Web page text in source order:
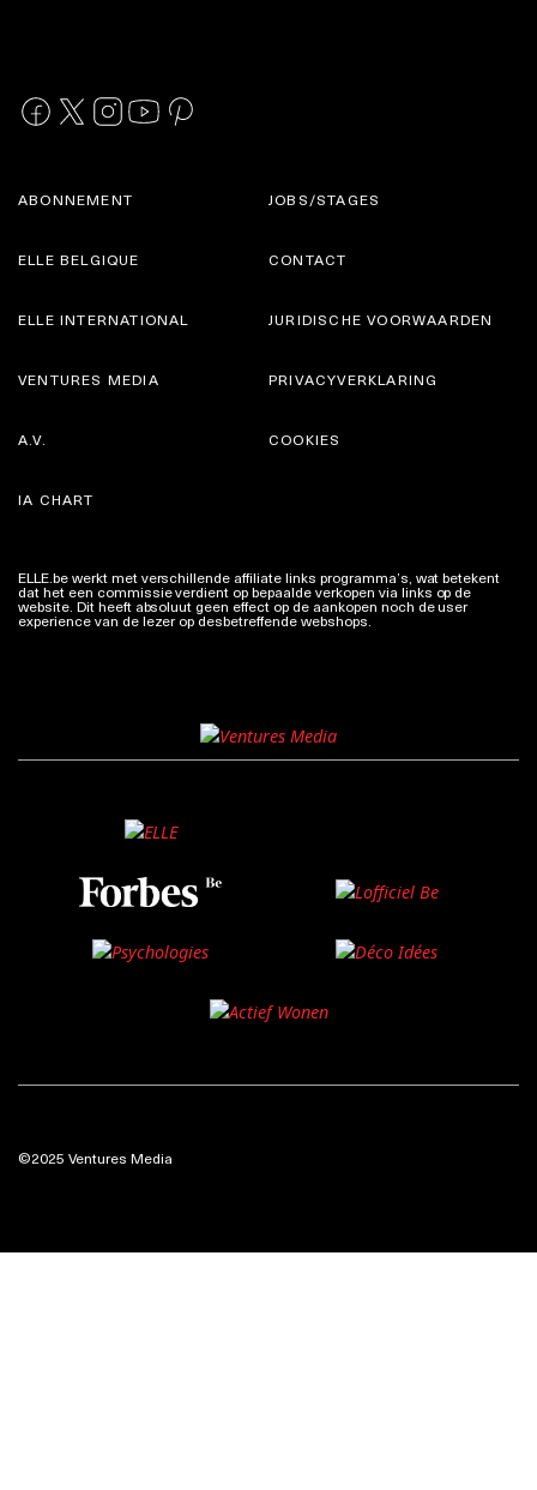
ABONNEMENT
ELLE BELGIQUE
JOBS/STAGES
CONTACT
ELLE INTERNATIONAL
VENTURES MEDIA
JURIDISCHE VOORWAARDEN
PRIVACYVERKLARING
A.V.
IA CHART
COOKIES
ELLE.be werkt met verschillende affiliate links programma’s, wat betekent
dat het een commissie verdient op bepaalde verkopen via links op de
website. Dit heeft absoluut geen effect op de aankopen noch de user
experience van de lezer op desbetreffende webshops.
©2025 Ventures Media